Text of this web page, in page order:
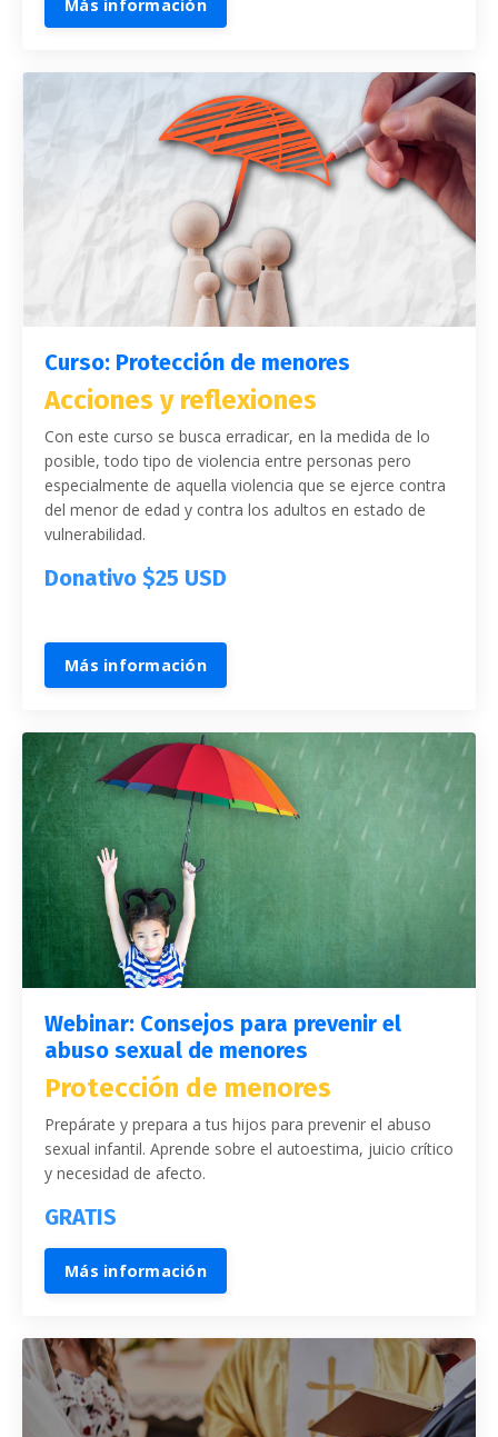
Más información
Curso: Protección de menores
Acciones y reflexiones
Con este curso se busca erradicar, en la medida de lo
posible, todo tipo de violencia entre personas pero
especialmente de aquella violencia que se ejerce contra
del menor de edad y contra los adultos en estado de
vulnerabilidad.
Donativo $25 USD
Más información
Webinar: Consejos para prevenir el
abuso sexual de menores
Protección de menores
Prepárate y prepara a tus hijos para prevenir el abuso
sexual infantil. Aprende sobre el autoestima, juicio crítico
y necesidad de afecto.
GRATIS
Más información